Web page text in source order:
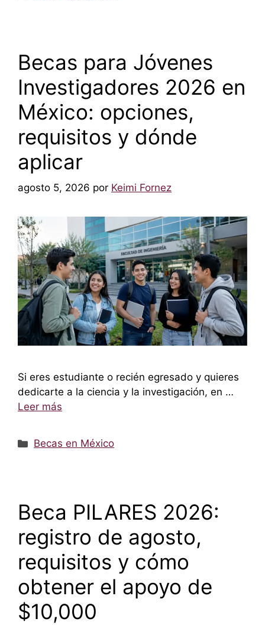
Becas para Jóvenes
Investigadores 2026 en
México: opciones,
requisitos y dónde
aplicar
agosto 5, 2026 por Keimi Fornez
Si eres estudiante o recién egresado y quieres
dedicarte a la ciencia y la investigación, en …
Leer más
Categorías
Becas en México
Beca PILARES 2026:
registro de agosto,
requisitos y cómo
obtener el apoyo de
$10,000